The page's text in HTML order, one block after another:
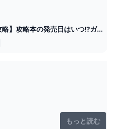
【ティアキン攻略】攻略本の発売日はいつ!?ガイドブックの情報 ゲームサーチ
もっと読む